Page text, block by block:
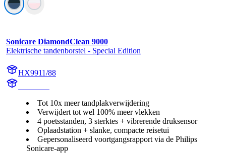
Sonicare DiamondClean 9000
Elektrische tandenborstel - Special Edition
HX9911/88
Tot 10x meer tandplakverwijdering
Verwijdert tot wel 100% meer vlekken
4 poetsstanden, 3 sterktes + vibrerende druksensor
Oplaadstation + slanke, compacte reisetui
Gepersonaliseerd voortgangsrapport via de Philips
Sonicare-app